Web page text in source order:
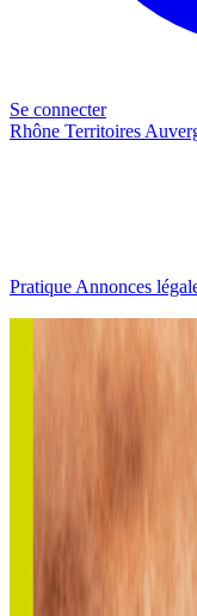
Se connecter
Rhône Territoires
Pratique Annonces